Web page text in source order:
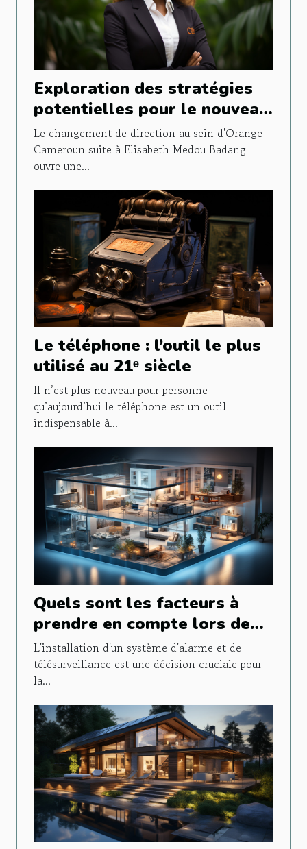
Exploration des stratégies
potentielles pour le nouveau
directeur général d'Orange
Cameroun suite à Elisabeth
Medou Badang
Le changement de direction au sein d'Orange
Cameroun suite à Elisabeth Medou Badang
ouvre une...
Le téléphone : l’outil le plus
utilisé au 21ᵉ siècle
Il n’est plus nouveau pour personne
qu’aujourd’hui le téléphone est un outil
indispensable à...
Quels sont les facteurs à
prendre en compte lors de
l'installation d'un système
d'alarme et de
télésurveillance ?
L'installation d'un système d'alarme et de
télésurveillance est une décision cruciale pour
la...